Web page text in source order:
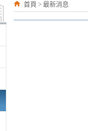
首頁 > 最新消息